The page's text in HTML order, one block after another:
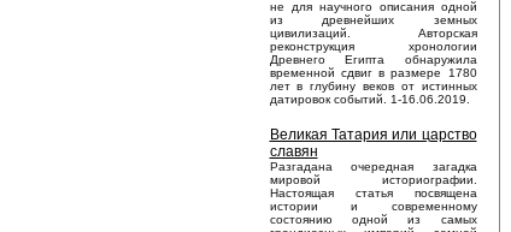
не для научного описания одной
из древнейших земных
цивилизаций. Авторская
реконструкция хронологии
Древнего Египта обнаружила
временной сдвиг в размере 1780
лет в глубину веков от истинных
датировок событий. 1-16.06.2019.
Великая Татария или царство
славян
Разгадана очередная загадка
мировой историографии.
Настоящая статья посвящена
истории и современному
состоянию одной из самых